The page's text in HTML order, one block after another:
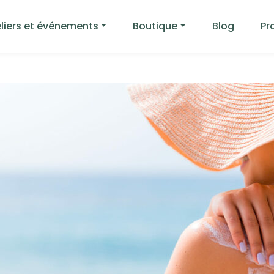
et événements Boutique Blog